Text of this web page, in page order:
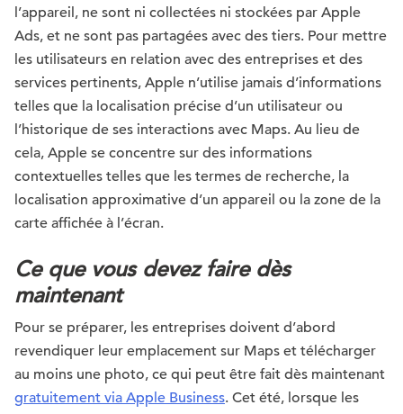
l’appareil, ne sont ni collectées ni stockées par Apple
Ads, et ne sont pas partagées avec des tiers. Pour mettre
les utilisateurs en relation avec des entreprises et des
services pertinents, Apple n’utilise jamais d’informations
telles que la localisation précise d’un utilisateur ou
l’historique de ses interactions avec Maps. Au lieu de
cela, Apple se concentre sur des informations
contextuelles telles que les termes de recherche, la
localisation approximative d’un appareil ou la zone de la
carte affichée à l’écran.
Ce que vous devez faire dès
maintenant
Pour se préparer, les entreprises doivent d’abord
revendiquer leur emplacement sur Maps et télécharger
au moins une photo, ce qui peut être fait dès maintenant
gratuitement via Apple Business. Cet été, lorsque les